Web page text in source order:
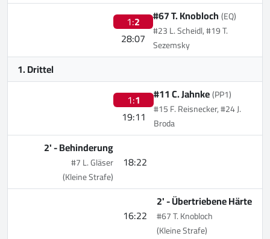
1:2
28:07
#67 T. Knobloch(EQ)
#23 L. Scheidl, #19 T.
Sezemsky
1. Drittel
1:1
19:11
#11 C. Jahnke(PP1)
#15 F. Reisnecker, #24 J.
Broda
18:22
2' -Behinderung
#7 L. Gläser
(Kleine Strafe)
16:22
2' -Übertriebene Härte
#67 T. Knobloch
(Kleine Strafe)